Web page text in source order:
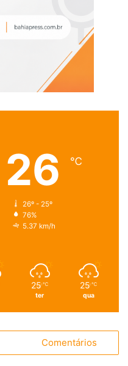
26 ℃
26º - 25º
76%
5.37 km/h
25 ℃
ter
25 ℃
qua
Comentários